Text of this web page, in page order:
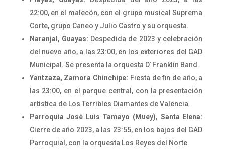
22:00, en el malecón, con el grupo musical Suprema
Corte, grupo Caneo y Julio Castro y su orquesta.
Naranjal, Guayas: Despedida de 2023 y celebración
del nuevo año, a las 23:00, en los exteriores del GAD
Municipal. Se presenta la orquesta D´Franklin Band.
Yantzaza, Zamora Chinchipe: Fiesta de fin de año, a
las 23:00, en el parque central, con la presentación
artística de Los Terribles Diamantes de Valencia.
Parroquia José Luis Tamayo (Muey), Santa Elena:
Cierre de año 2023, a las 23:55, en los bajos del GAD
Parroquial, con la orquesta Los Reyes del Norte.